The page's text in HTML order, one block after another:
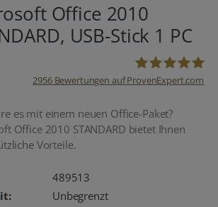
Office 2010
USB-Stick 1 PC
oemhandel24 UG
2956Bewertungen auf ProvenExpert.com
es mit einem neuen Office-Paket?
Office 2010 STANDARD bietet Ihnen
Vorteile.
489513
Unbegrenzt